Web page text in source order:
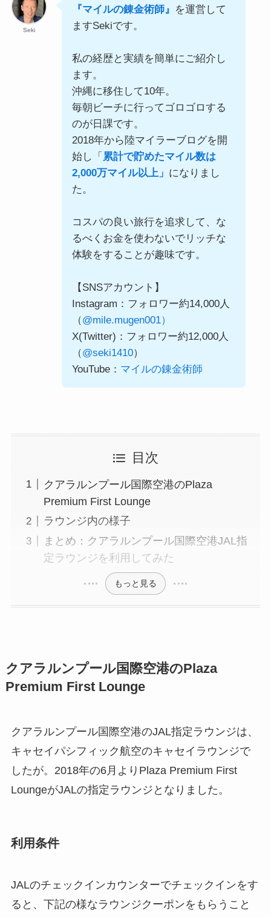
Seki
『マイルの錬金術師』 を運営して
ますSekiです。
私の経歴と実績を簡単にご紹介し
ます。
沖縄に移住して10年。
毎朝ビーチに行ってゴロゴロする
のが日課です。
2018年から陸マイラーブログを開
始し「 累計で貯めたマイル数は
2,000万マイル以上」 になりまし
た。
コスパの良い旅行を追求して、な
るべくお金を使わないでリッチな
体験をすることが趣味です。
【SNSアカウント】
Instagram：フォロワー約14,000人
（@mile.mugen001）
X(Twitter)：フォロワー約12,000人
（@seki1410）
YouTube： マイルの錬金術師
目次
クアラルンプール国際空港のPlaza
Premium First Lounge
ラウンジ内の様子
まとめ：クアラルンプール国際空港JAL指
定ラウンジを利用してみた
もっと見る
クアラルンプール国際空港のPlaza
Premium First Lounge
クアラルンプール国際空港のJAL指定ラウンジは、
キャセイパシフィック航空のキャセイラウンジで
したが。2018年の6月よりPlaza Premium First
LoungeがJALの指定ラウンジとなりました。
利用条件
JALのチェックインカウンターでチェックインをす
ると、下記の様なラウンジクーポンをもらうこと